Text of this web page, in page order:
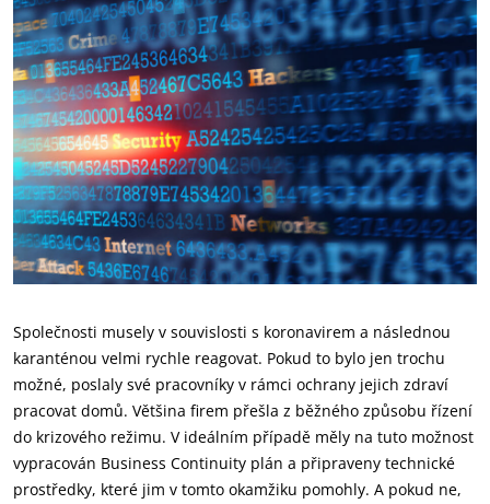
Společnosti musely v souvislosti s koronavirem a následnou
karanténou velmi rychle reagovat. Pokud to bylo jen trochu
možné, poslaly své pracovníky v rámci ochrany jejich zdraví
pracovat domů. Většina firem přešla z běžného způsobu řízení
do krizového režimu. V ideálním případě měly na tuto možnost
vypracován Business Continuity plán a připraveny technické
prostředky, které jim v tomto okamžiku pomohly. A pokud ne,